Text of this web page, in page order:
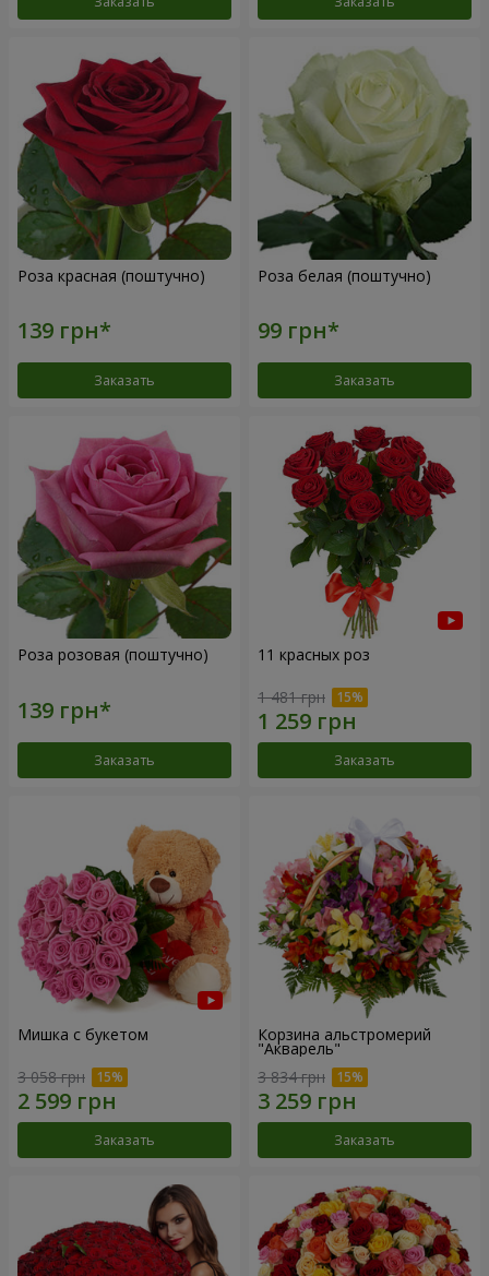
Роза красная (поштучно)
Заказать
Роза белая (поштучно)
Заказать
Роза розовая (поштучно)
Заказать
11 красных роз
1 481 грн
Заказать
Мишка с букетом
3 058 грн
Заказать
Корзина альстромерий
"Акварель"
3 834 грн
Заказать